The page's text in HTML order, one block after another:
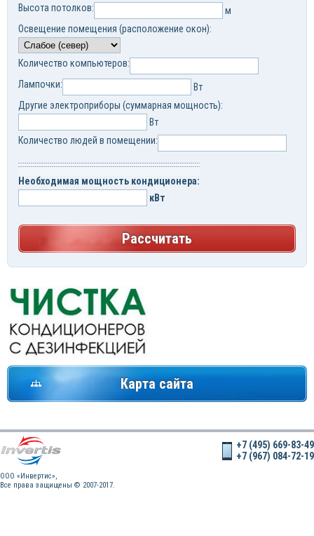
Высота потолков:
м
Освещение помещения (расположение окон):
Количество компьютеров:
Лампочки:
Вт
Другие электроприборы (суммарная мощность):
Вт
Количество людей в помещении:
Необходимая мощность кондиционера:
кВт
Рассчитать
Карта сайта
OOO «Инвертис»,
Все права защищены © 2007-2017.
+7 (495) 669-83-49
+7 (967) 084-72-19